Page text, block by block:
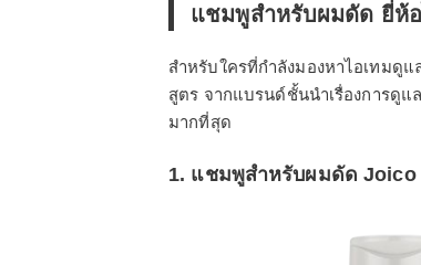
แชมพูสำหรับผมดัด ยี่ห้
สำหรับใครที่กำลังมองหาไอเทมดู
สูตร จากแบรนด์ชั้นนำเรื่องการดู
มากที่สุด
1. แชมพูสำหรับผมดัด Joico